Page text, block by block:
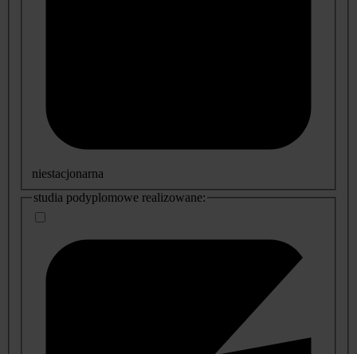
niestacjonarna
studia podyplomowe realizowane: